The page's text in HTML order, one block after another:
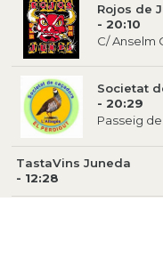
Rojos de
- 20:10
C/ Anselm
Societat
- 20:29
Passeig de
TastaVins Juneda
- 12:28